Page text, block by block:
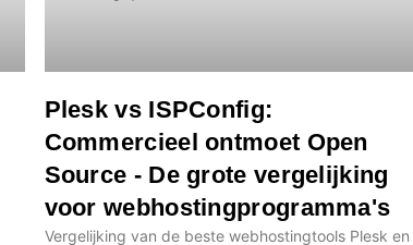
Plesk vs ISPConfig:
Commercieel ontmoet Open
Source - De grote vergelijking
voor webhostingprogramma's
Vergelijking van de beste webhostingtools Plesk en